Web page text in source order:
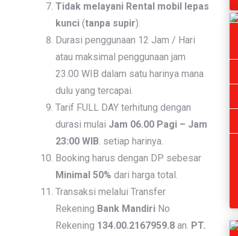
Tidak melayani Rental mobil lepas
kunci (tanpa supir).
Durasi penggunaan 12 Jam / Hari
atau maksimal penggunaan jam
23.00 WIB dalam satu harinya mana
dulu yang tercapai.
Tarif FULL DAY terhitung dengan
durasi mulai Jam 06.00 Pagi – Jam
23:00 WIB. setiap harinya.
Booking harus dengan DP sebesar
Minimal 50% dari harga total.
Transaksi melalui Transfer
Rekening Bank Mandiri No
Rekening 134.00.2167959.8 an. PT.